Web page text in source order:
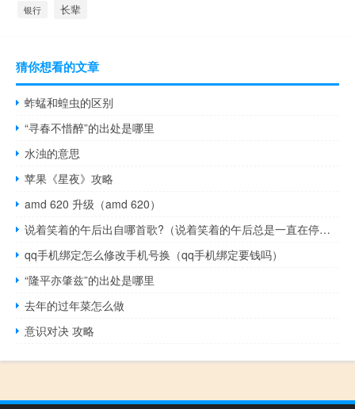
银行 长辈
猜你想看的文章
蚱蜢和蝗虫的区别
“寻春不惜醉”的出处是哪里
水浊的意思
苹果《星夜》攻略
amd 620 升级（amd 620）
说着笑着的午后出自哪首歌?（说着笑着的午后总是一直在停留）
qq手机绑定怎么修改手机号换（qq手机绑定要钱吗）
“隆平亦肇兹”的出处是哪里
去年的过年菜怎么做
意识对决 攻略